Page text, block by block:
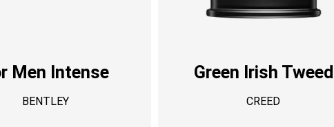
Men Intense
BENTLEY
Green Irish Tweed
CREED